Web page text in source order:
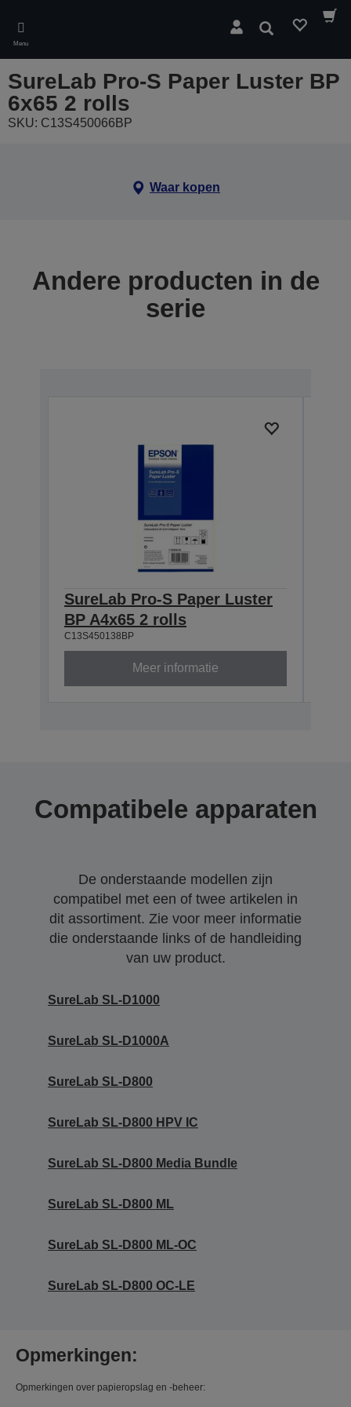
main
content
Menu
Zoeken
SureLab Pro-S Paper Luster BP
6x65 2 rolls
SKU: C13S450066BP
Waar kopen
Andere producten in de
serie
SureLab Pro-S Paper Luster
BP A4x65 2 rolls
C13S450138BP
Meer informatie
Compatibele apparaten
De onderstaande modellen zijn
compatibel met een of twee artikelen in
dit assortiment. Zie voor meer informatie
die onderstaande links of de handleiding
van uw product.
SureLab SL-D1000
SureLab SL-D1000A
SureLab SL-D800
SureLab SL-D800 HPV IC
SureLab SL-D800 Media Bundle
SureLab SL-D800 ML
SureLab SL-D800 ML-OC
SureLab SL-D800 OC-LE
Opmerkingen:
Opmerkingen over papieropslag en -beheer: